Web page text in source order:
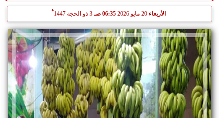
الأربعاء 20 مايو 2026 06:35 صـ 3 ذو الحجة 1447
هـ